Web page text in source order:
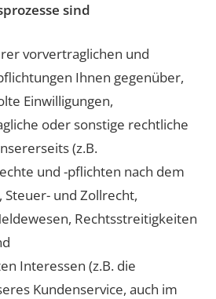
sind
vorvertraglichen und
Ihnen gegenüber,
Einwilligungen,
oder sonstige rechtliche
(z.B.
und -pflichten nach dem
Steuer- und Zollrecht,
Rechtsstreitigkeiten
Interessen (z.B. die
Kundenservice, auch im